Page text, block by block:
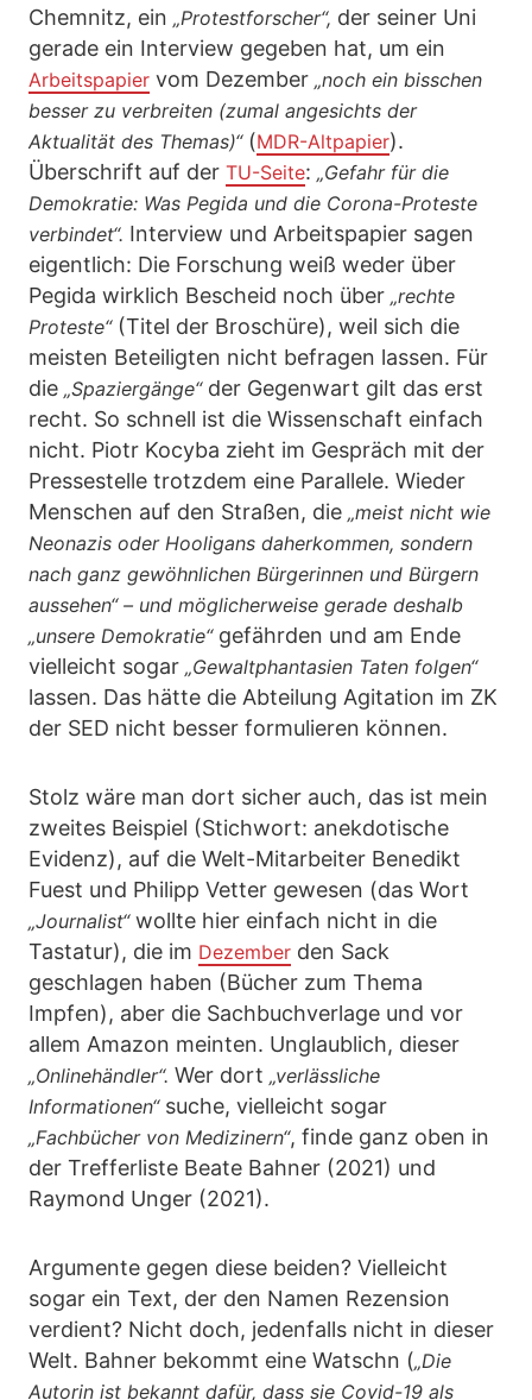
Chemnitz, ein „Protestforscher“, der seiner Uni
gerade ein Interview gegeben hat, um ein
Arbeitspapier vom Dezember „noch ein bisschen
besser zu verbreiten (zumal angesichts der
Aktualität des Themas)“(MDR-Altpapier).
Überschrift auf der TU-Seite: „Gefahr für die
Demokratie: Was Pegida und die Corona-Proteste
verbindet“. Interview und Arbeitspapier sagen
eigentlich: Die Forschung weiß weder über
Pegida wirklich Bescheid noch über „rechte
Proteste“(Titel der Broschüre), weil sich die
meisten Beteiligten nicht befragen lassen. Für
die „Spaziergänge“der Gegenwart gilt das erst
recht. So schnell ist die Wissenschaft einfach
nicht. Piotr Kocyba zieht im Gespräch mit der
Pressestelle trotzdem eine Parallele. Wieder
Menschen auf den Straßen, die „meist nicht wie
Neonazis oder Hooligans daherkommen, sondern
nach ganz gewöhnlichen Bürgerinnen und Bürgern
aussehen“ – und möglicherweise gerade deshalb
„unsere Demokratie“gefährden und am Ende
vielleicht sogar „Gewaltphantasien Taten folgen“
lassen. Das hätte die Abteilung Agitation im ZK
der SED nicht besser formulieren können.
Stolz wäre man dort sicher auch, das ist mein
zweites Beispiel (Stichwort: anekdotische
Evidenz), auf die Welt-Mitarbeiter Benedikt
Fuest und Philipp Vetter gewesen (das Wort
„Journalist“wollte hier einfach nicht in die
Tastatur), die im Dezember den Sack
geschlagen haben (Bücher zum Thema
Impfen), aber die Sachbuchverlage und vor
allem Amazon meinten. Unglaublich, dieser
„Onlinehändler“. Wer dort „verlässliche
Informationen“suche, vielleicht sogar
„Fachbücher von Medizinern“, finde ganz oben in
der Trefferliste Beate Bahner (2021) und
Raymond Unger (2021).
Argumente gegen diese beiden? Vielleicht
sogar ein Text, der den Namen Rezension
verdient? Nicht doch, jedenfalls nicht in dieser
Welt. Bahner bekommt eine Watschn („Die
Autorin ist bekannt dafür, dass sie Covid-19 als